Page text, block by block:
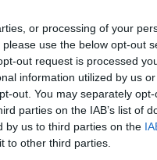
or processing of your
use the below opt-out
out request is processed
information utilized by us
out. You may separately
parties on the IAB’s list of
by us to third parties on the
to other third parties.
TV-Agent Fußball
Do Fr
- Serie / Comedyserie